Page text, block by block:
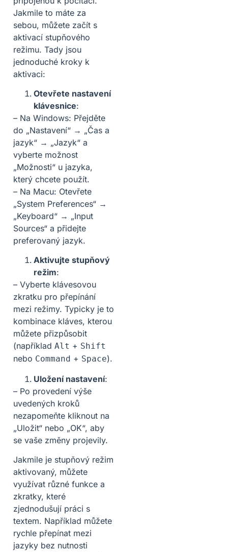
Jakmile to máte za
sebou, můžete začít s
aktivací stupňového
režimu. Tady jsou
jednoduché kroky k
aktivaci:
Otevřete nastavení
klávesnice:
– Na Windows: Přejděte
do „Nastavení“ → „Čas a
jazyk“ → „Jazyk“ a
vyberte možnost
„Možnosti“ u jazyka,
který chcete použít.
– Na Macu: Otevřete
„System Preferences“ →
„Keyboard“ → „Input
Sources“ a přidejte
preferovaný jazyk.
Aktivujte stupňový
režim:
– Vyberte klávesovou
zkratku pro přepínání
mezi režimy. Typicky je to
kombinace kláves, kterou
můžete přizpůsobit
(například Alt + Shift
nebo Command + Space).
Uložení nastavení:
– Po provedení výše
uvedených kroků
nezapomeňte kliknout na
„Uložit“ nebo „OK“, aby
se vaše změny projevily.
Jakmile je stupňový režim
aktivovaný, můžete
využívat různé funkce a
zkratky, které
zjednodušují práci s
textem. Například můžete
rychle přepínat mezi
jazyky bez nutnosti